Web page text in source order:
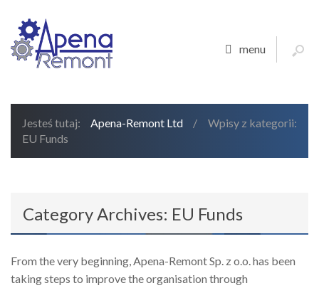
menu
Jesteś tutaj: Apena-Remont Ltd /
Wpisy z kategorii:
EU Funds
Category Archives: EU Funds
From the very beginning, Apena-Remont Sp. z o.o. has been
taking steps to improve the organisation through